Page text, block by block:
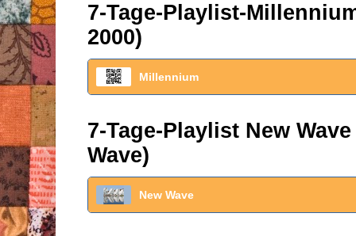
7-Tage-Playlist-
2000)
Millennium
7-Tage-Playlist New
Wave)
New Wave